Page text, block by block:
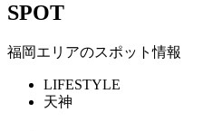
SPOT
福岡エリアのスポット情報
LIFESTYLE
天神